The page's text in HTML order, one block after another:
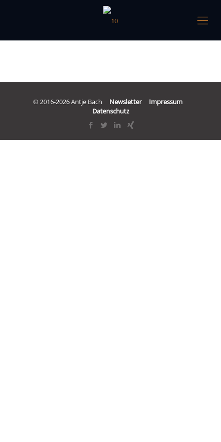
© 2016-2026 Antje Bach Newsletter
Impressum
Datenschutz